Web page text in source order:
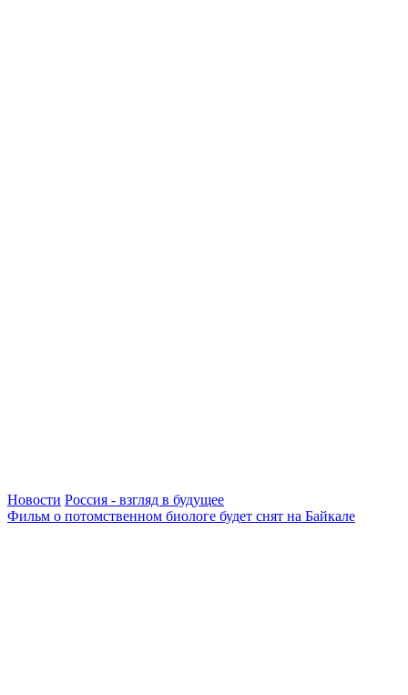
Новости Россия - взгляд в будущее
Фильм о потомственном биологе будет снят на Байкале